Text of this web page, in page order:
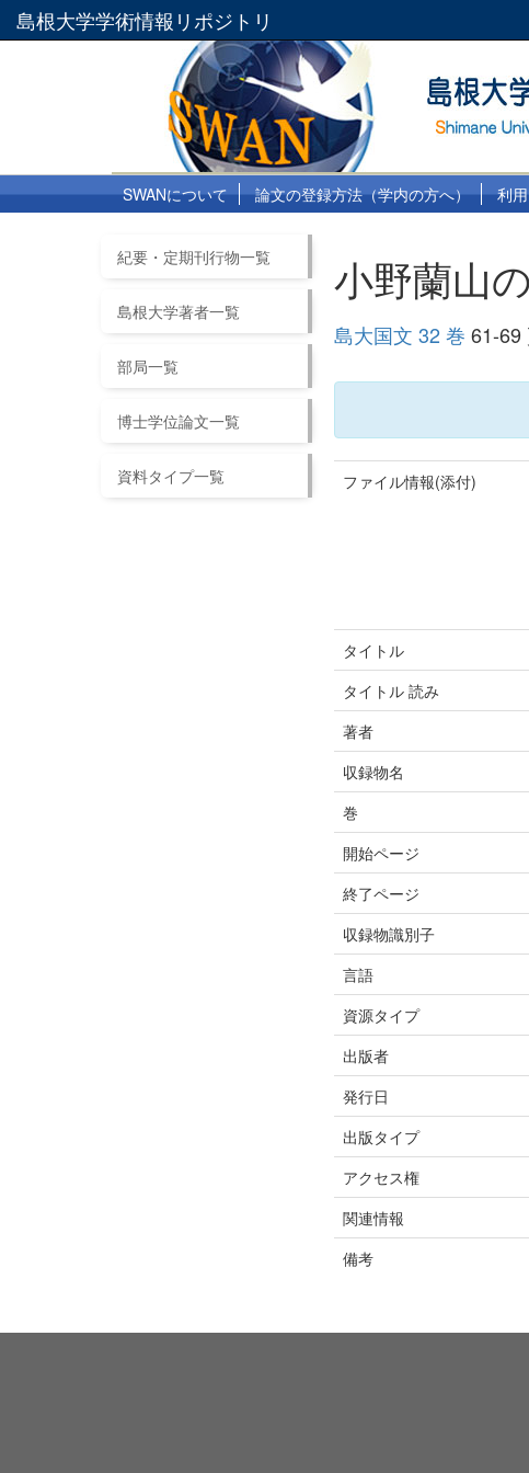
島根大学学術情報リポジトリ
SWANについて 論文の登録方法（学内の方へ） 利
紀要・定期刊行物一覧
島根大学著者一覧
部局一覧
博士学位論文一覧
資料タイプ一覧
小野蘭山
島大国文 32 巻 61-69
ファイル情報(添付)
タイトル
タイトル 読み
著者
収録物名
巻
開始ページ
終了ページ
収録物識別子
言語
資源タイプ
出版者
発行日
出版タイプ
アクセス権
関連情報
備考